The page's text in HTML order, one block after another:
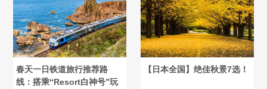
春天一日铁道旅行推荐路
线：搭乘“Resort白神号”玩
【日本全国】绝佳秋景7选！